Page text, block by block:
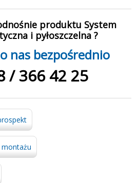
produktu System
i pyłoszczelna ?
nas bezpośrednio
/ 366 42 25